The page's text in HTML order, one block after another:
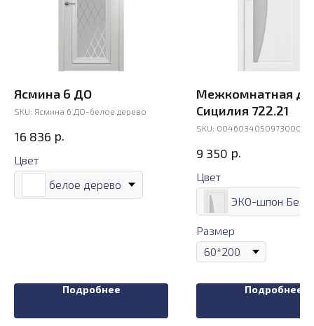
Ясмина 6 ДО
SKU: Ясмина 6 ДО-белое дерево
16 836 р.
Цвет
белое дерево
Подробнее
Межкомнатная
Сицилия 722.21
SKU:
9 350 р.
Цвет
Размер
Подробнее